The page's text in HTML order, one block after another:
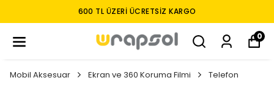
600 TL ÜZERI ÜCRETSIZ KARGO
0
Mobil Aksesuar Ekran ve 360 Koruma Filmi Telefon